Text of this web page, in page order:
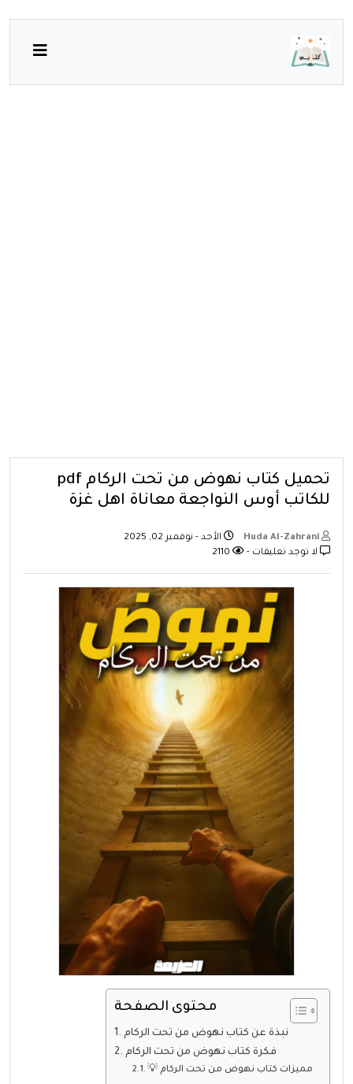
تحميل كتاب نهوض من تحت الركام pdf
للكاتب أوس النواجعة معاناة اهل غزة
الأحد - نوفمبر 02, 2025
لا توجد تعليقات -
محتوى الصفحة
نبذة عن كتاب نهوض من تحت الركام
فكرة كتاب نهوض من تحت الركام
💡 مميزات كتاب نهوض من تحت الركام